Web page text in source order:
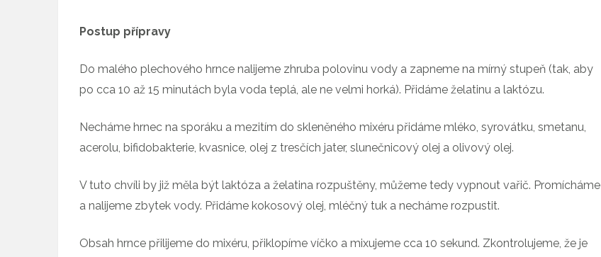
Postup přípravy
Do malého plechového hrnce nalijeme zhruba polovinu vody a zapneme na mírný stupeň (tak, aby
po cca 10 až 15 minutách byla voda teplá, ale ne velmi horká). Přidáme želatinu a laktózu.
Necháme hrnec na sporáku a mezitím do skleněného mixéru přidáme mléko, syrovátku, smetanu,
acerolu, bifidobakterie, kvasnice, olej z tresčích jater, slunečnicový olej a olivový olej.
V tuto chvíli by již měla být laktóza a želatina rozpuštěny, můžeme tedy vypnout vařič. Promícháme
a nalijeme zbytek vody. Přidáme kokosový olej, mléčný tuk a necháme rozpustit.
Obsah hrnce přilijeme do mixéru, přiklopíme víčko a mixujeme cca 10 sekund. Zkontrolujeme, že je